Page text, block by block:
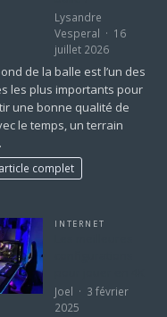
Lysandre
Vesperal
16
juillet 2026
de la balle est l’un des
les plus importants pour
une bonne qualité de
le temps, un terrain
complet
INTERNET
Joel
3 février
2025